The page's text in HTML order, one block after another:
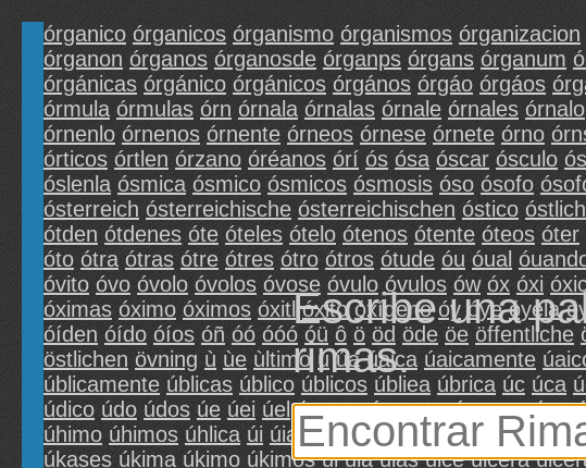
Escribe una
rimas.
órganico órganicos órganismo órganismos órganizacion
órganon órganos órganosde órganps órgans órganum
órgánicas órgánico órgánicos órgános órgáo órgáos
órmula órmulas órn órnala órnalas órnale órnales órnalo
órnenlo órnenos órnente órneos órnese órnete órno
órticos órtlen órzano óréanos órí ós ósa óscar ósculo
óslenla ósmica ósmico ósmicos ósmosis óso ósofo
ósterreich ósterreichische ósterreichischen óstico óstlich
ótden ótdenes óte óteles ótelo ótenos ótente óteos óter
óto ótra ótras ótre ótres ótro ótros ótude óu óual
óvito óvo óvolo óvolos óvose óvulo óvulos ów óx óxi
óximas óximo óximos óxitl óxito óxígeno óy óye óyela
óíden óído óíos óñ óó óóó óü ô ö öd öde öe öffentliche
östlichen övning ù ùe ùltimo ú úa úaica úaicamente
úblicamente úblicas úblico úblicos úbliea úbrica úc úca
údico údo údos úe úei úel úempo úempos úempre úen
úhimo úhimos úhlica úi úia úii úiiico úiil úiiles úilimo
úkases úkima úkimo úkimos úl úla úlas úlce úlcera